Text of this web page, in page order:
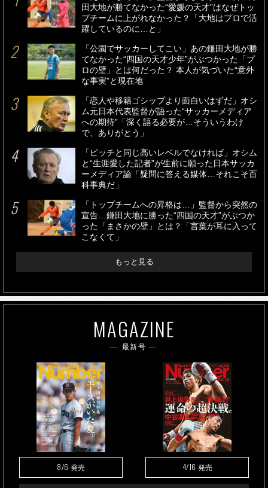
田大地が勝てなかった“愛媛の天才”はなぜトッ
プチームに上がれなかった？「大地はプロで活
躍しているのに…と」
「公園でサッカーしてこい」あの鎌田大地が勝
てなかった“四国の天才少年”がぶつかった「プ
ロの壁」とは何だった？ 本人が気づいた“意外
な事実”と現在地
「恋人や移籍ゴシップより面白いはずだ」オシ
ム元日本代表監督が語った“サッカーメディア
への期待”「深く語る必要が…そういうわけ
で、ありがとう」
「ピッチと同じ高いレベルでなければ」オシム
と“生涯愛した記者”が生前に願った日本サッカ
ーメディア論「疑問に答える媒体…それこそ百
科事典だ」
「トップチームへの昇格は…」監督から突然の
宣告…鎌田大地に勝った“四国の天才”がぶつか
った「まさかの壁」とは？「言葉が耳に入って
こなくて」
もっと見る
MAGAZINE
最新号
8/6 発売 4/16 発売